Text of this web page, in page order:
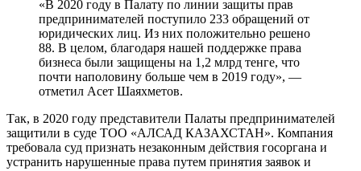
«В 2020 году в Палату по линии защиты прав
предпринимателей поступило 233 обращений от
юридических лиц. Из них положительно решено
88. В целом, благодаря нашей поддержке права
бизнеса были защищены на 1,2 млрд тенге, что
почти наполовину больше чем в 2019 году», —
отметил Асет Шаяхметов.
Так, в 2020 году представители Палаты предпринимателей
защитили в суде ТОО «АЛСАД КАЗАХСТАН». Компания
требовала суд признать незаконным действия госоргана и
устранить нарушенные права путем принятия заявок и